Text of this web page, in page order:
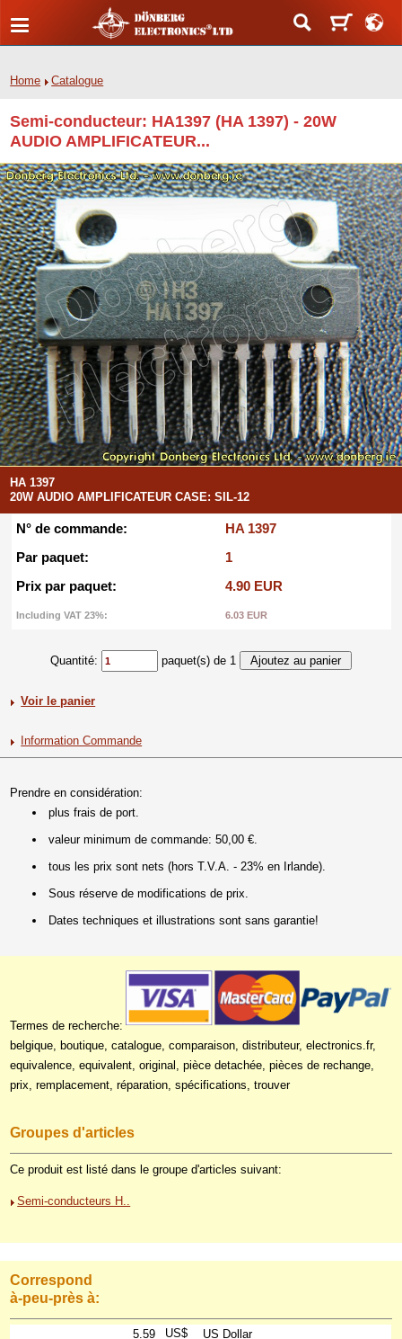
Home Catalogue
Semi-conducteur: HA1397 (HA 1397) - 20W
AUDIO AMPLIFICATEUR...
HA 1397
20W AUDIO AMPLIFICATEUR CASE: SIL-12
N° de commande:
HA 1397
Par paquet:
1
Prix par paquet:
4.90 EUR
Including VAT 23%: 6.03 EUR
Quantité: paquet(s) de 1
Voir le panier
Information Commande
Prendre en considération:
plus frais de port.
valeur minimum de commande: 50,00 €.
tous les prix sont nets (hors T.V.A. - 23% en Irlande).
Sous réserve de modifications de prix.
Dates techniques et illustrations sont sans garantie!
Termes de recherche:
belgique, boutique, catalogue, comparaison, distributeur, electronics.fr,
equivalence, equivalent, original, pièce detachée, pièces de rechange,
prix, remplacement, réparation, spécifications, trouver
Groupes d'articles
Ce produit est listé dans le groupe d'articles suivant:
Semi-conducteurs H..
Correspond
à-peu-près à:
5.59 US$
US Dollar